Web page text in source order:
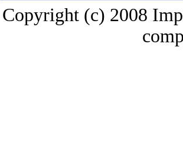
Copyright (c) 2008